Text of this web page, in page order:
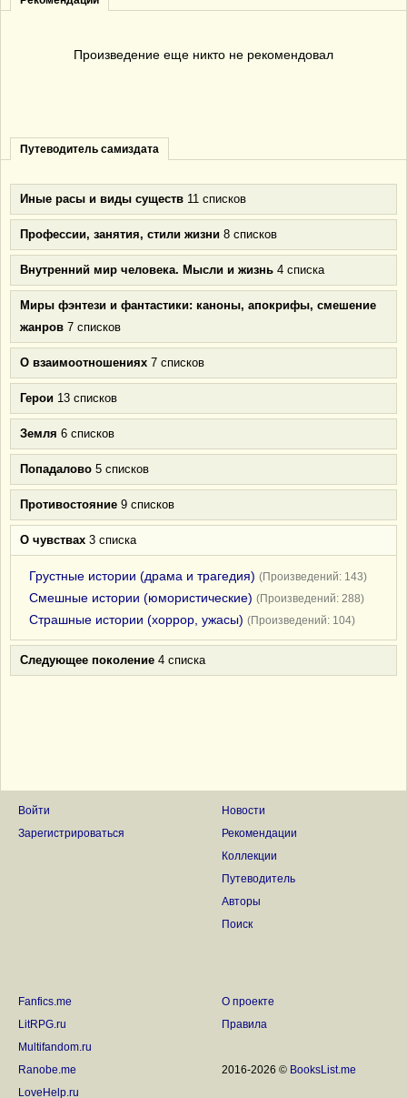
Произведение еще никто не рекомендовал
Путеводитель самиздата
Иные расы и виды существ 11 списков
Профессии, занятия, стили жизни 8 списков
Внутренний мир человека. Мысли и жизнь 4 списка
Миры фэнтези и фантастики: каноны, апокрифы, смешение
жанров 7 списков
О взаимоотношениях 7 списков
Герои 13 списков
Земля 6 списков
Попадалово 5 списков
Противостояние 9 списков
О чувствах 3 списка
Грустные истории (драма и трагедия) (Произведений: 143)
Смешные истории (юмористические) (Произведений: 288)
Страшные истории (хоррор, ужасы) (Произведений: 104)
Следующее поколение 4 списка
Войти
Зарегистрироваться
Новости
Рекомендации
Коллекции
Путеводитель
Авторы
Поиск
Fanfics.me
LitRPG.ru
Multifandom.ru
Ranobe.me
LoveHelp.ru
О проекте
Правила
2016-2026 © BooksList.me